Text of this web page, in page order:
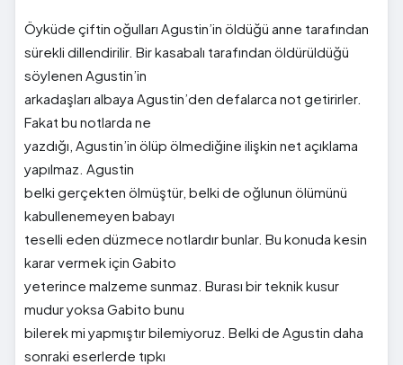
Öyküde çiftin oğulları Agustin’in öldüğü anne tarafından
sürekli dillendirilir. Bir kasabalı tarafından öldürüldüğü
söylenen Agustin’in
arkadaşları albaya Agustin’den defalarca not getirirler.
Fakat bu notlarda ne
yazdığı, Agustin’in ölüp ölmediğine ilişkin net açıklama
yapılmaz. Agustin
belki gerçekten ölmüştür, belki de oğlunun ölümünü
kabullenemeyen babayı
teselli eden düzmece notlardır bunlar. Bu konuda kesin
karar vermek için Gabito
yeterince malzeme sunmaz. Burası bir teknik kusur
mudur yoksa Gabito bunu
bilerek mi yapmıştır bilemiyoruz. Belki de Agustin daha
sonraki eserlerde tıpkı